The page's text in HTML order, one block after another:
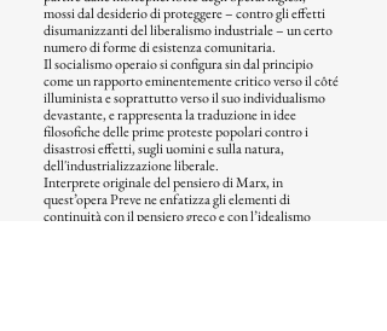
mossi dal desiderio di proteggere – contro gli effetti
disumanizzanti del liberalismo industriale – un certo
numero di forme di esistenza comunitaria.
Il socialismo operaio si configura sin dal principio
come un rapporto eminentemente critico verso il côté
illuminista e soprattutto verso il suo individualismo
devastante, e rappresenta la traduzione in idee
filosofiche delle prime proteste popolari contro i
disastrosi effetti, sugli uomini e sulla natura,
dell'industrializzazione liberale.
Interprete originale del pensiero di Marx, in
quest’opera Preve ne enfatizza gli elementi di
continuità con il pensiero greco e con l’idealismo